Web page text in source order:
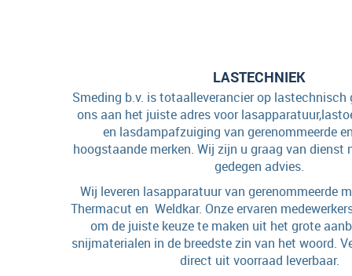
LASTECHNIEK
Smeding b.v. is totaalleverancier op lastechnisch
ons aan het juiste adres voor
en lasdampafzuiging van gerenommeerde
hoogstaande merken. Wij zijn u graag van dienst
gedegen advies.
Wij leveren lasapparatuur van gerenommeerde
Thermacut en Weldkar. Onze ervaren
om de juiste keuze te maken uit het grote
snijmaterialen in de breedste zin van het woord.
direct uit voorraad leverbaar.